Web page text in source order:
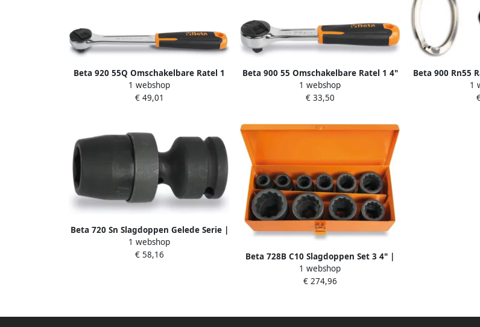
Beta 920 55Q Omschakelbare Ratel 1
2" 48 Tands 009201156
1 webshop
€ 49,01
Beta 900 55 Omschakelbare Ratel 1 4"
48 Tands 009001155
1 webshop
€ 33,50
Beta 900 Rn55
9001
Beta 720 Sn Slagdoppen Gelede Serie |
17 007200087
1 webshop
€ 58,16
Beta 728B C10 Slagdoppen Set 3 4" |
10-delig 007280930
1 webshop
€ 274,96